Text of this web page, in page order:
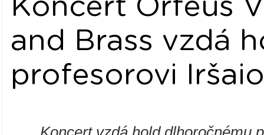
Koncert Orfeus
and Brass vzdá
profesorovi